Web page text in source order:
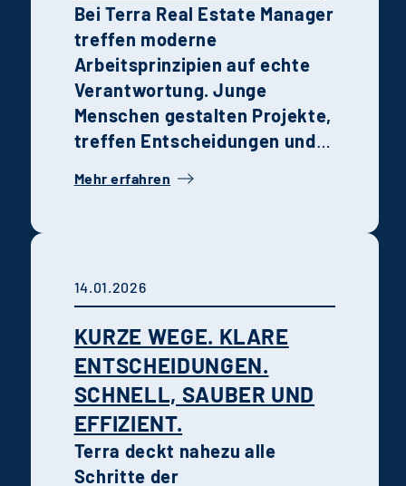
Bei Terra Real Estate Manager
treffen moderne
Arbeitsprinzipien auf echte
Verantwortung. Junge
Menschen gestalten Projekte,
treffen Entscheidungen und
anderswo könnten. Die
Unternehmenskultur und
Unternehmen
zusammenwirken.
Mehr erfahren
14.01.2026
KURZE WEGE. KLARE
ENTSCHEIDUNGEN.
SCHNELL, SAUBER UND
EFFIZIENT.
Terra deckt nahezu alle
Schritte der